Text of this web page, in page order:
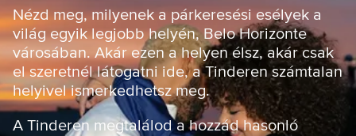
d
ő
o
l
d
a
l
Nézd meg, milyenek a párkeresési esélyek a
világ egyik legjobb helyén, Belo Horizonte
városában. Akár ezen a helyen élsz, akár csak
el szeretnél látogatni ide, a Tinderen számtalan
helyivel ismerkedhetsz meg.
A Tinderen megtalálod a hozzád hasonló